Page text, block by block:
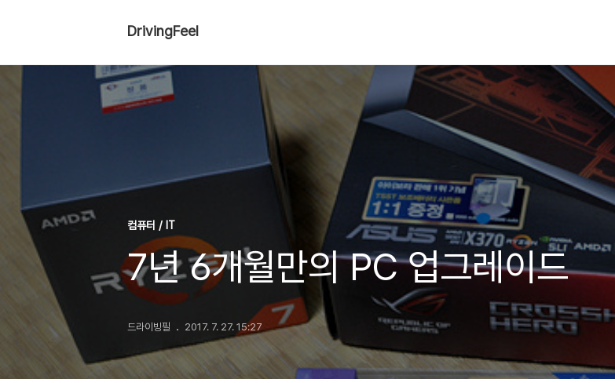
DrivingFeel
컴퓨터 / IT
7년 6개월만의 PC 업그레이드
드라이빙필 2017. 7. 27. 15:27